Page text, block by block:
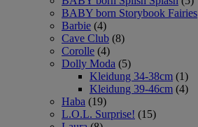
BABY born Storybook Fairies
Barbie (4)
Cave Club (8)
Corolle (4)
Dolly Moda (5)
Kleidung 34-38cm (1)
Kleidung 39-46cm (4)
Haba (19)
L.O.L. Surprise! (15)